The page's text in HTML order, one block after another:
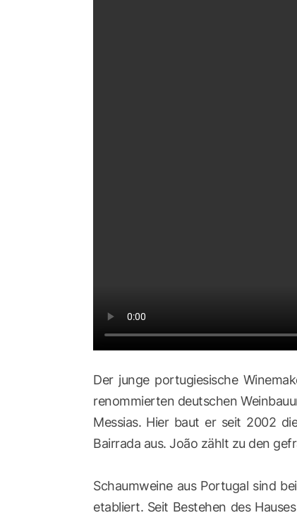
Der junge portugiesische
renommierten deutschen
Messias. Hier baut er seit 2002
Bairrada aus. João zählt zu den
Schaumweine aus Portugal sind
etabliert. Seit Bestehen des